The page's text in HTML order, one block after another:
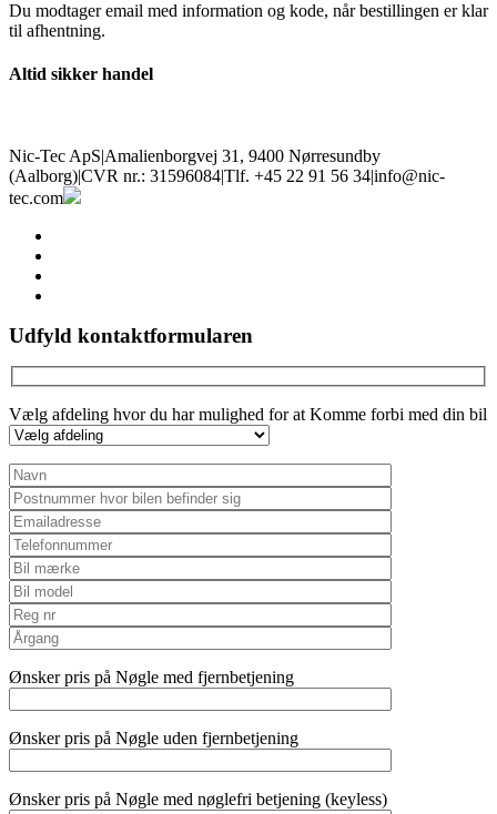
Du modtager email med information og kode, når bestillingen er klar
til afhentning.
Altid sikker handel
Nic-Tec ApS|Amalienborgvej 31, 9400 Nørresundby
(Aalborg)|CVR nr.: 31596084|Tlf. +45 22 91 56 34|info@nic-
tec.com
Udfyld kontaktformularen
Vælg afdeling hvor du har mulighed for at Komme forbi med din bil
Ønsker pris på Nøgle med fjernbetjening
Ønsker pris på Nøgle uden fjernbetjening
Ønsker pris på Nøgle med nøglefri betjening (keyless)